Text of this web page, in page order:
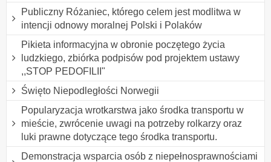
Publiczny Różaniec, którego celem jest modlitwa w
intencji odnowy moralnej Polski i Polaków
Pikieta informacyjna w obronie poczętego życia
ludzkiego, zbiórka podpisów pod projektem ustawy
,,STOP PEDOFILII"
Święto Niepodległości Norwegii
Popularyzacja wrotkarstwa jako środka transportu w
mieście, zwrócenie uwagi na potrzeby rolkarzy oraz
luki prawne dotyczące tego środka transportu.
Demonstracja wsparcia osób z niepełnosprawnościami